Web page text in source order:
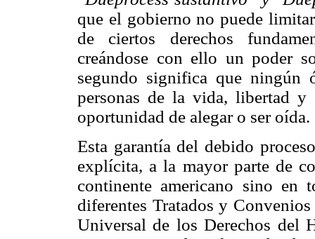
que el gobierno no puede
de ciertos derechos
creándose con ello un poder
segundo significa que ningún
personas de la vida, libertad y
oportunidad de alegar o ser oída.
Esta garantía del debido
explícita, a la mayor parte de
continente americano sino
diferentes Tratados y
Universal de los Derechos del